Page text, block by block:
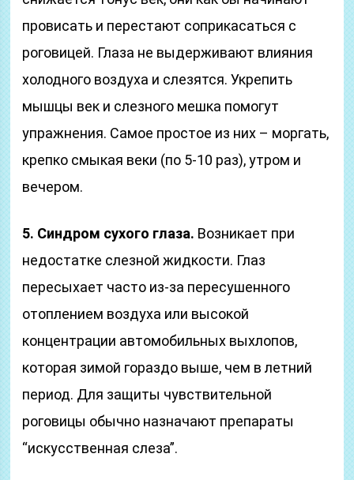
провисать и перестают соприкасаться с
роговицей. Глаза не выдерживают влияния
холодного воздуха и слезятся. Укрепить
мышцы век и слезного мешка помогут
упражнения. Самое простое из них – моргать,
крепко смыкая веки (по 5-10 раз), утром и
вечером.
5. Синдром сухого глаза. Возникает при
недостатке слезной жидкости. Глаз
пересыхает часто из-за пересушенного
отоплением воздуха или высокой
концентрации автомобильных выхлопов,
которая зимой гораздо выше, чем в летний
период. Для защиты чувствительной
роговицы обычно назначают препараты
“искусственная слеза”.